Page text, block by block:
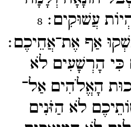
עֲשׁוּקִים׃8
אַף אֶת־​אֲחֵיכֶם׃
הָרְשָׁעִים לֹא
הָאֱלֹהִים אַל־​
לֹא הַזֹּנִים